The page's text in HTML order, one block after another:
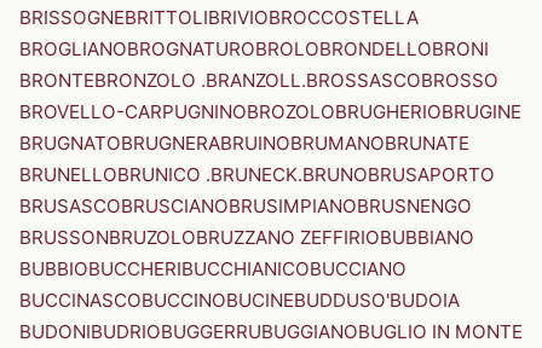
BRISSOGNEBRITTOLIBRIVIOBROCCOSTELLA
BROGLIANOBROGNATUROBROLOBRONDELLOBRONI
BRONTEBRONZOLO .BRANZOLL.BROSSASCOBROSSO
BROVELLO-CARPUGNINOBROZOLOBRUGHERIOBRUGINE
BRUGNATOBRUGNERABRUINOBRUMANOBRUNATE
BRUNELLOBRUNICO .BRUNECK.BRUNOBRUSAPORTO
BRUSASCOBRUSCIANOBRUSIMPIANOBRUSNENGO
BRUSSONBRUZOLOBRUZZANO ZEFFIRIOBUBBIANO
BUBBIOBUCCHERIBUCCHIANICOBUCCIANO
BUCCINASCOBUCCINOBUCINEBUDDUSO'BUDOIA
BUDONIBUDRIOBUGGERRUBUGGIANOBUGLIO IN MONTE